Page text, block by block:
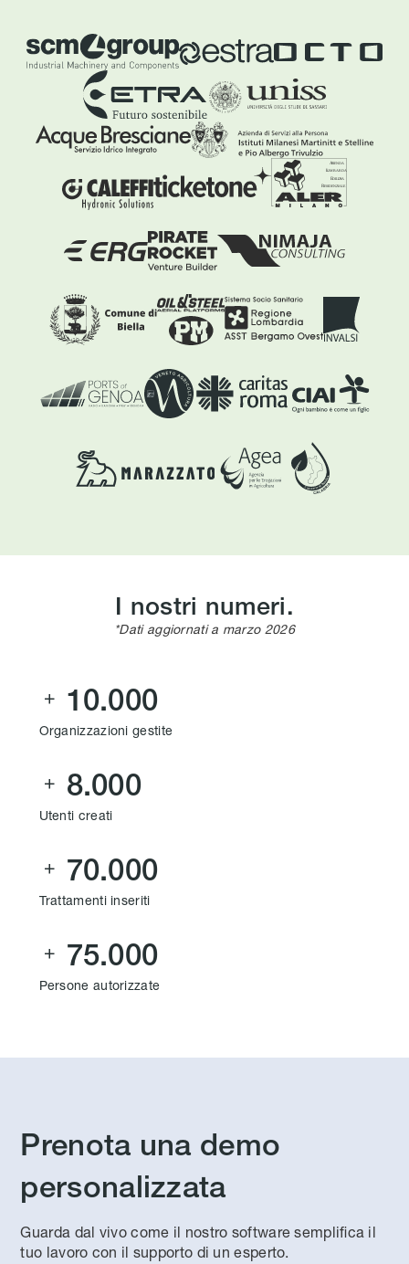
I nostri numeri.
*Dati aggiornati a marzo 2026
 10.000
Organizzazioni gestite
 8.000
Utenti creati
 70.000
Trattamenti inseriti
 75.000
Persone autorizzate
Prenota una demo
personalizzata
Guarda dal vivo come il nostro software semplifica il
tuo lavoro con il supporto di un esperto.